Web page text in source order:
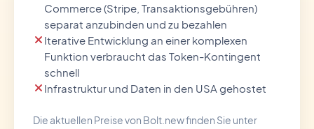
Commerce (Stripe, Transaktionsgebühren)
separat anzubinden und zu bezahlen
Iterative Entwicklung an einer komplexen
Funktion verbraucht das Token-Kontingent
schnell
Infrastruktur und Daten in den USA gehostet
Die aktuellen Preise von Bolt.new finden Sie unter